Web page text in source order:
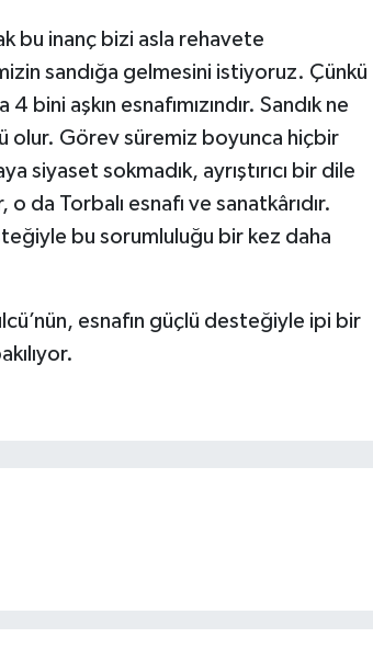
bu inanç bizi asla rehavete
sandığa gelmesini istiyoruz. Çünkü
aşkın esnafımızındır. Sandık ne
olur. Görev süremiz boyunca hiçbir
siyaset sokmadık, ayrıştırıcı bir dile
da Torbalı esnafı ve sanatkârıdır.
bu sorumluluğu bir kez daha
esnafın güçlü desteğiyle ipi bir